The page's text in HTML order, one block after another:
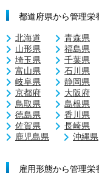
都道府県から管理栄
北海道 青森県
山形県
福島県
埼玉県
千葉県
富山県
石川県
岐阜県
静岡県
京都府
大阪府
鳥取県
島根県
徳島県
香川県
佐賀県
長崎県
鹿児島県
沖縄県
雇用形態から管理栄